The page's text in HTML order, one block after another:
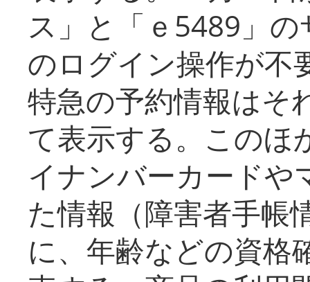
ス」と「ｅ5489」
のログイン操作が不
特急の予約情報はそ
て表示する。このほ
イナンバーカードや
た情報（障害者手帳
に、年齢などの資格